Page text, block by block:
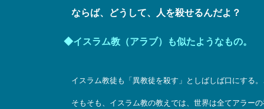
ならば、どうして、人を殺せるんだよ？
◆イスラム教（アラブ）も似たようなもの。
イスラム教徒も「異教徒を殺す」としばしば口にする
そもそも、イスラム教の教えでは、世界は全てアラー